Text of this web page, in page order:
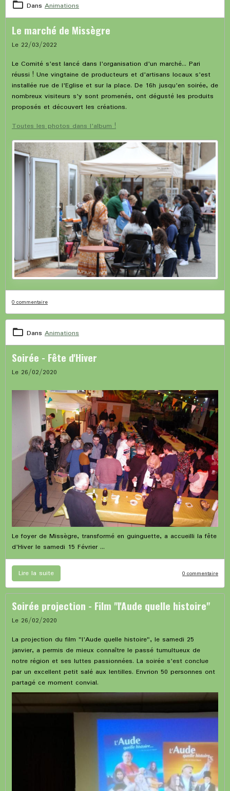
Dans Animations
Le marché de Missègre
Le 22/03/2022
Le Comité s'est lancé dans l'organisation d'un marché... Pari
réussi ! Une vingtaine de producteurs et d'artisans locaux s'est
installée rue de l'Eglise et sur la place. De 16h jusqu'en soirée, de
nombreux visiteurs s'y sont promenés, ont dégusté les produits
proposés et découvert les créations.
Toutes les photos dans l'album !
0 commentaire
Dans Animations
Soirée - Fête d'Hiver
Le 26/02/2020
Le foyer de Missègre, transformé en guinguette, a accueilli la fête
d'Hiver le samedi 15 Février ...
Lire la suite 0 commentaire
Soirée projection - Film "l'Aude quelle histoire"
Le 26/02/2020
La projection du film "l'Aude quelle histoire", le samedi 25
janvier, a permis de mieux connaître le passé tumultueux de
notre région et ses luttes passionnées. La soirée s'est conclue
par un excellent petit salé aux lentilles. Envrion 50 personnes ont
partagé ce moment convial.